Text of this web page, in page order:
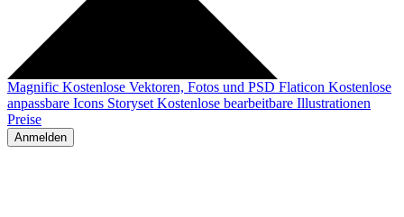
Magnific Kostenlose Vektoren, Fotos und PSD Flaticon Kostenlose
anpassbare Icons Storyset Kostenlose bearbeitbare Illustrationen
Preise
Anmelden